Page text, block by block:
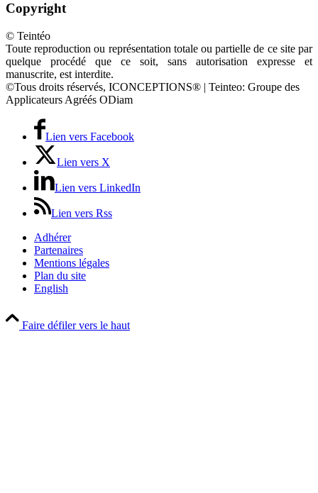
Copyright
© Teintéo
Toute reproduction ou représentation totale ou partielle de ce site par
quelque procédé que ce soit, sans autorisation expresse et
manuscrite, est interdite.
©Tous droits réservés, ICONCEPTIONS® | Teinteo: Groupe des
Applicateurs Agréés ODiam
Lien vers Facebook
Lien vers X
Lien vers LinkedIn
Lien vers Rss
Adhérer
Partenaires
Mentions légales
Plan du site
English
Faire défiler vers le haut